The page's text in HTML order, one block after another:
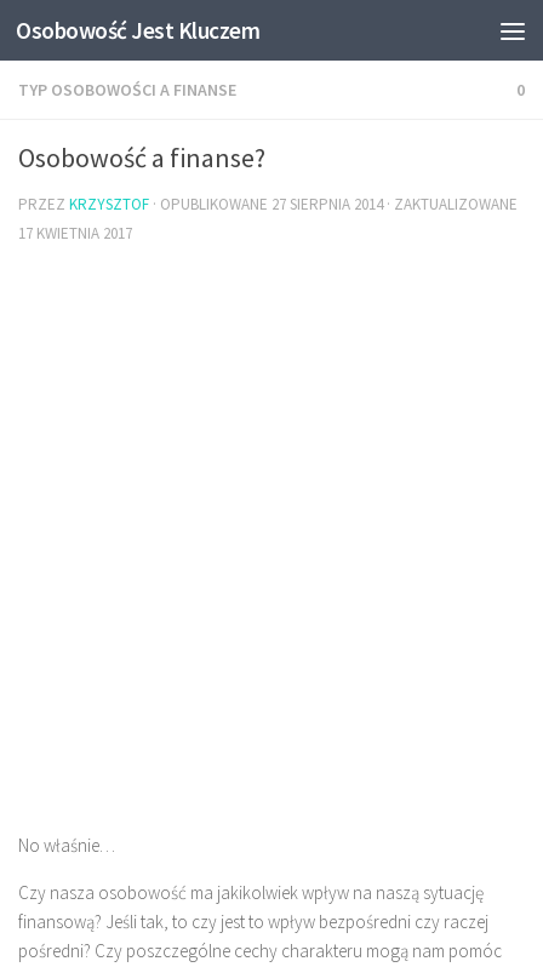
Osobowość Jest Kluczem
TYP OSOBOWOŚCI A FINANSE 0
Osobowość a finanse?
PRZEZ KRZYSZTOF · OPUBLIKOWANE 27 SIERPNIA 2014· ZAKTUALIZOWANE
17 KWIETNIA 2017
No właśnie…
Czy nasza osobowość ma jakikolwiek wpływ na naszą sytuację
finansową? Jeśli tak, to czy jest to wpływ bezpośredni czy raczej
pośredni? Czy poszczególne cechy charakteru mogą nam pomóc